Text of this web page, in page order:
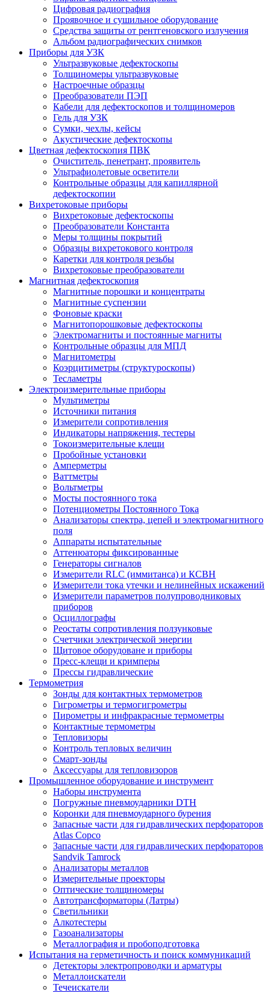
Цифровая радиография
Проявочное и сушильное оборудование
Средства защиты от рентгеновского излучения
Альбом радиографических снимков
Приборы для УЗК
Ультразвуковые дефектоскопы
Толщиномеры ультразвуковые
Настроечные образцы
Преобразователи ПЭП
Кабели для дефектоскопов и толщиномеров
Гель для УЗК
Сумки, чехлы, кейсы
Акустические дефектоскопы
Цветная дефектоскопия ПВК
Очиститель, пенетрант, проявитель
Ультрафиолетовые осветители
Контрольные образцы для капиллярной
дефектоскопии
Вихретоковые приборы
Вихретоковые дефектоскопы
Преобразователи Константа
Меры толщины покрытий
Образцы вихретокового контроля
Каретки для контроля резьбы
Вихретоковые преобразователи
Магнитная дефектоскопия
Магнитные порошки и концентраты
Магнитные суспензии
Фоновые краски
Магнитопорошковые дефектоскопы
Электромагниты и постоянные магниты
Контрольные образцы для МПД
Магнитометры
Коэрцитиметры (структуроскопы)
Тесламетры
Электроизмерительные приборы
Мультиметры
Источники питания
Измерители сопротивления
Индикаторы напряжения, тестеры
Токоизмерительные клещи
Пробойные установки
Амперметры
Ваттметры
Вольтметры
Мосты постоянного тока
Потенциометры Постоянного Тока
Анализаторы спектра, цепей и электромагнитного
поля
Аппараты испытательные
Аттенюаторы фиксированные
Генераторы сигналов
Измерители RLC (иммитанса) и КСВН
Измерители тока утечки и нелинейных искажений
Измерители параметров полупроводниковых
приборов
Осциллографы
Реостаты сопротивления ползунковые
Счетчики электрической энергии
Щитовое оборудоване и приборы
Пресс-клещи и кримперы
Прессы гидравлические
Термометрия
Зонды для контактных термометров
Гигрометры и термогигрометры
Пирометры и инфракрасные термометры
Контактные термометры
Тепловизоры
Контроль тепловых величин
Смарт-зонды
Аксессуары для тепловизоров
Промышленное оборудование и инструмент
Наборы инструмента
Погружные пневмоударники DTH
Коронки для пневмоударного бурения
Запасные части для гидравлических перфораторов
Atlas Copco
Запасные части для гидравлических перфораторов
Sandvik Tamrock
Анализаторы металлов
Измерительные проекторы
Оптические толщиномеры
Автотрансформаторы (Латры)
Светильники
Алкотестеры
Газоанализаторы
Металлография и пробоподготовка
Испытания на герметичность и поиск коммуникаций
Детекторы электропроводки и арматуры
Металлоискатели
Течеискатели